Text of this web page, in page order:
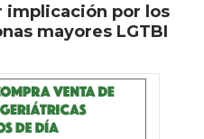
implicación por los
mayores LGTBI